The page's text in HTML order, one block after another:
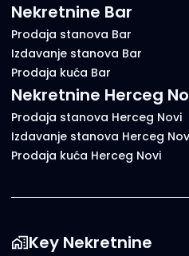
Nekretnine Bar
Prodaja stanova Bar
Izdavanje stanova Bar
Prodaja kuća Bar
Nekretnine Herceg
Prodaja stanova Herceg Novi
Izdavanje stanova Herceg
Prodaja kuća Herceg Novi
Key Nekretnine